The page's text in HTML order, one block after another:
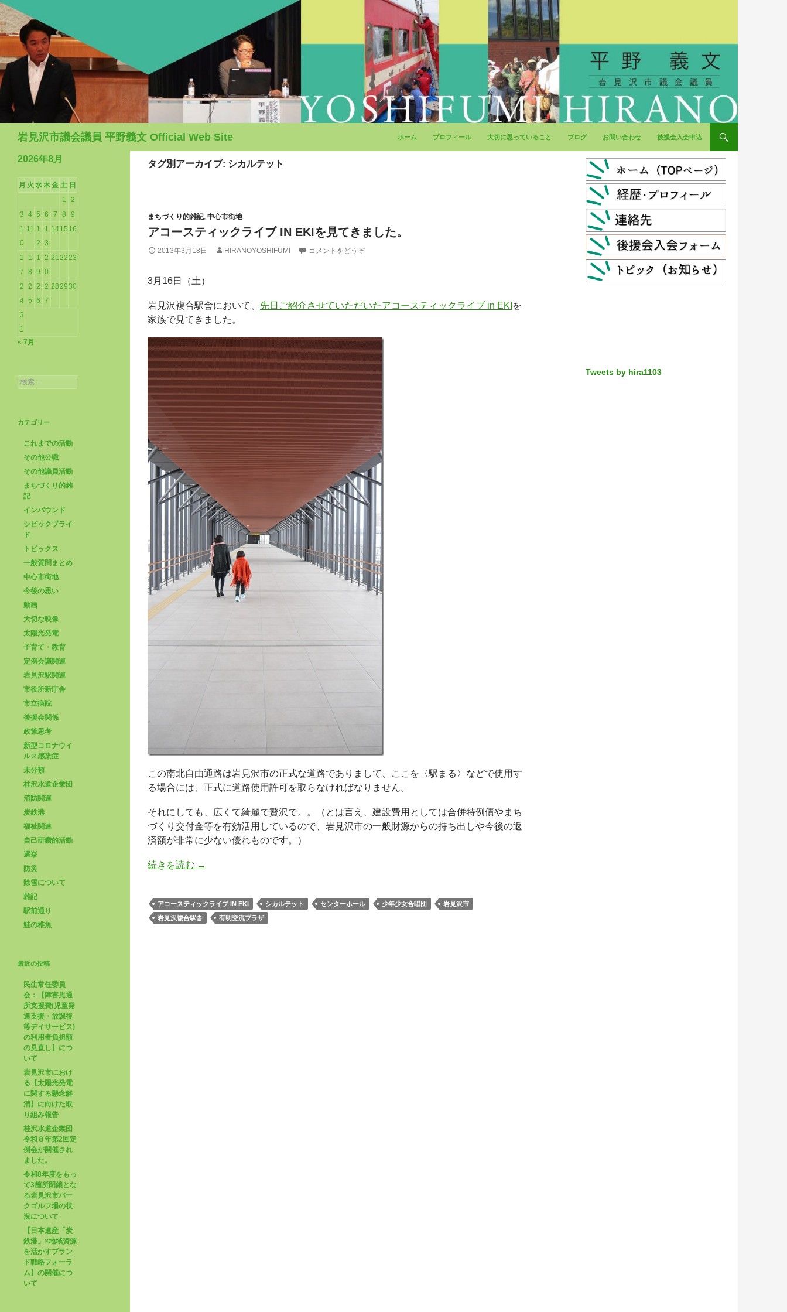
岩見沢市議会議員 平野義文 Official Web Site
ホーム
プロフィール 大切に思っていること ブログ お問い合わせ 後援会入会申込
タグ別アーカイブ: シカルテット
まちづくり的雑記, 中心市街地
アコースティックライブ IN EKIを見てきました。
2013年3月18日 HIRANOYOSHIFUMI コメントをどうぞ
3月16日（土）
岩見沢複合駅舎において、 先日ご紹介させていただいたアコースティックライブ in EKI を
家族で見てきました。
この南北自由通路は岩見沢市の正式な道路でありまして、ここを〈駅まる〉などで使用す
る場合には、正式に道路使用許可を取らなければなりません。
それにしても、広くて綺麗で贅沢で。。（とは言え、建設費用としては合併特例債やまち
づくり交付金等を有効活用しているので、岩見沢市の一般財源からの持ち出しや今後の返
済額が非常に少ない優れものです。）
続きを読む →
アコースティックライブ IN EKI シカルテット センターホール 少年少女合唱団
岩見沢市
岩見沢複合駅舎
有明交流プラザ
Tweets by hira1103
2026年8月
月 火 水木金 土 日
1
2
3 4 5 6 7 8
9
1
0
11 1
2
1
3
1415 16
1
7
1
8
1
9
2
0
212223
2
4
2
5
2
6
2
7
282930
3
1
« 7月
検
索:
カテゴリー
これまでの活動
その他公職
その他議員活動
まちづくり的雑
記
インバウンド
シビックプライ
ド
トピックス
一般質問まとめ
中心市街地
今後の思い
動画
大切な映像
太陽光発電
子育て・教育
定例会議関連
岩見沢駅関連
市役所新庁舎
市立病院
後援会関係
政策思考
新型コロナウイ
ルス感染症
未分類
桂沢水道企業団
消防関連
炭鉄港
福祉関連
自己研鑽的活動
選挙
防災
除雪について
雑記
駅前通り
鮭の稚魚
最近の投稿
民生常任委員
会：【障害児通
所支援費(児童発
達支援・放課後
等デイサービス)
の利用者負担額
の見直し】につ
いて
岩見沢市におけ
る【太陽光発電
に関する懸念解
消】に向けた取
り組み報告
桂沢水道企業団
令和８年第2回定
例会が開催され
ました。
令和8年度をもっ
て3箇所閉鎖とな
る岩見沢市パー
クゴルフ場の状
況について
【日本遺産「炭
鉄港」×地域資源
を活かすブラン
ド戦略フォーラ
ム】の開催につ
いて